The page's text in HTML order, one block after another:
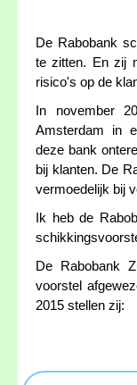
De Rabobank
te zitten. En zij
risico's op de
In november
Amsterdam in
deze bank
bij klanten. De
vermoedelijk bij
Ik heb de
De Rabobank
voorstel
2015 stellen zij: